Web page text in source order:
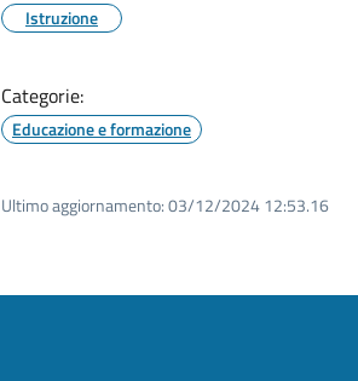
Istruzione
Categorie:
Educazione e formazione
Ultimo aggiornamento:03/12/2024 12:53.16